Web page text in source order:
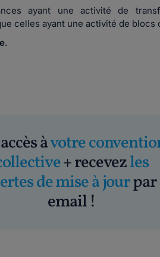
ayant une activité de
celles ayant une activité de blocs
.
àvotre
+ recevezles
de mise à jourpar
email !